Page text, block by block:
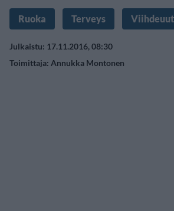
Ruoka Terveys
Julkaistu: 17.11.2016, 08:30
Toimittaja: Annukka Montonen